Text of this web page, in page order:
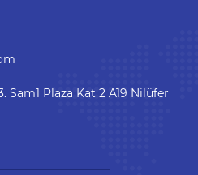
Sam1 Plaza Kat 2 A19 Nilüfer